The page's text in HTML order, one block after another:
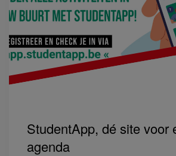
StudentApp, dé site voor
agenda